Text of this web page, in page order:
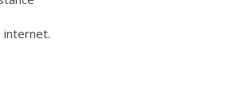
internet.